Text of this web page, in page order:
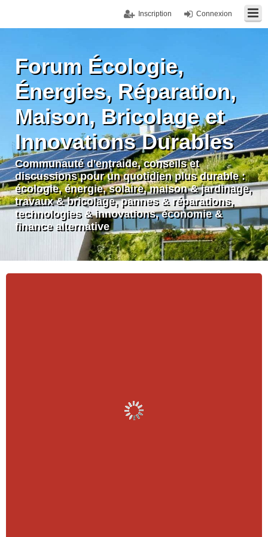
Connexion
Inscription
Forum Écologie,
Énergies, Réparation,
Maison, Bricolage et
Innovations Durables
Communauté d'entraide, conseils et
discussions pour un quotidien plus durable :
écologie, énergie, solaire, maison & jardinage,
travaux & bricolage, pannes & réparations,
technologies & innovations, économie &
finance alternative